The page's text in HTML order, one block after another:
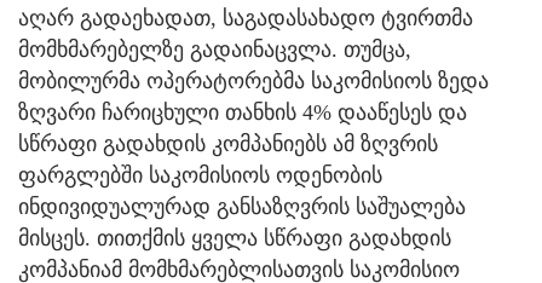
აღარ გადაეხადათ, საგადასახადო ტვირთმა
მომხმარებელზე გადაინაცვლა. თუმცა,
მობილურმა ოპერატორებმა საკომისიოს ზედა
ზღვარი ჩარიცხული თანხის 4% დააწესეს და
სწრაფი გადახდის კომპანიებს ამ ზღვრის
ფარგლებში საკომისიოს ოდენობის
ინდივიდუალურად განსაზღვრის საშუალება
მისცეს. თითქმის ყველა სწრაფი გადახდის
კომპანიამ მომხმარებლისათვის საკომისიო